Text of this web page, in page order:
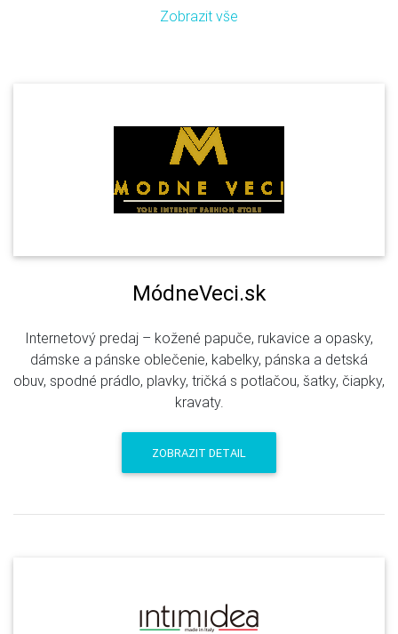
Zobrazit vše
MódneVeci.sk
Internetový predaj – kožené papuče, rukavice a opasky,
dámske a pánske oblečenie, kabelky, pánska a detská
obuv, spodné prádlo, plavky, tričká s potlačou, šatky, čiapky,
kravaty.
ZOBRAZIT DETAIL